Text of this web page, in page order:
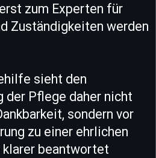
zum Experten für
Zuständigkeiten werden
sieht den
der Pflege daher nicht
sondern vor
zu einer ehrlichen
klarer beantwortet